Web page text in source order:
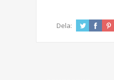
Dela: